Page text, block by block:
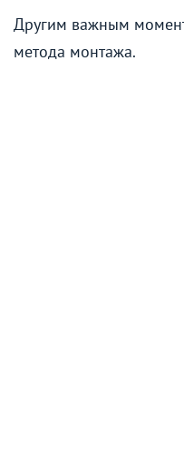
Другим важным
метода монтажа.